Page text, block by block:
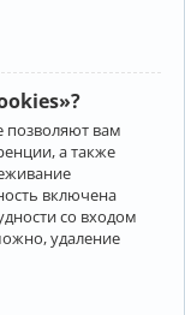
позволяют вам
а также
включена
со входом
удаление